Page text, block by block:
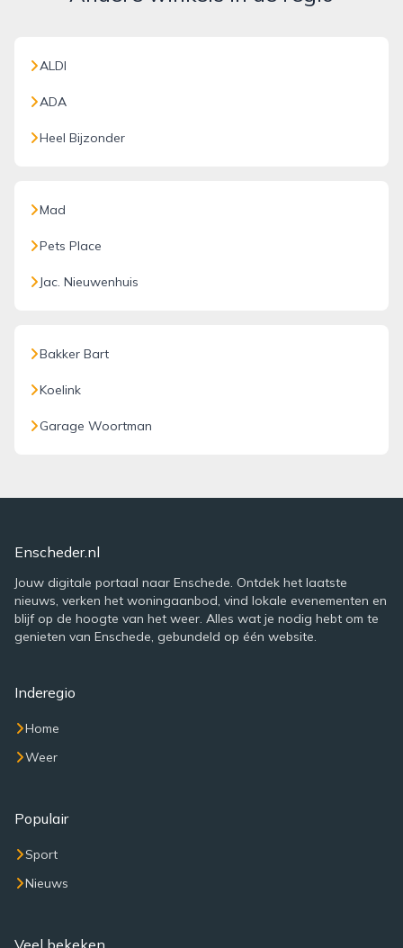
ALDI
ADA
Heel Bijzonder
Mad
Pets Place
Jac. Nieuwenhuis
Bakker Bart
Koelink
Garage Woortman
Enscheder.nl
Jouw digitale portaal naar Enschede. Ontdek het laatste
nieuws, verken het woningaanbod, vind lokale evenementen en
blijf op de hoogte van het weer. Alles wat je nodig hebt om te
genieten van Enschede, gebundeld op één website.
Inderegio
Home
Weer
Populair
Sport
Nieuws
Veel bekeken